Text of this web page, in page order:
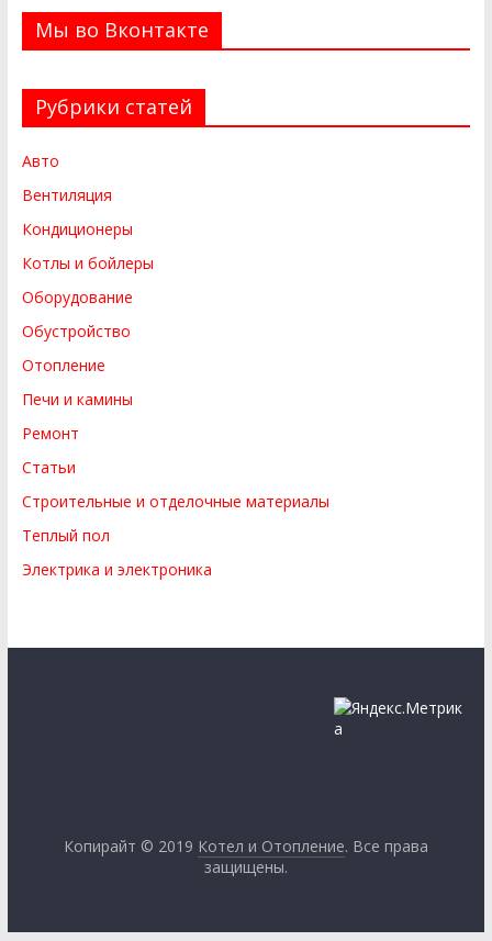
Мы во Вконтакте
Рубрики статей
Авто
Вентиляция
Кондиционеры
Котлы и бойлеры
Оборудование
Обустройство
Отопление
Печи и камины
Ремонт
Статьи
Строительные и отделочные материалы
Теплый пол
Электрика и электроника
Копирайт © 2019 Котел и Отопление. Все права
защищены.